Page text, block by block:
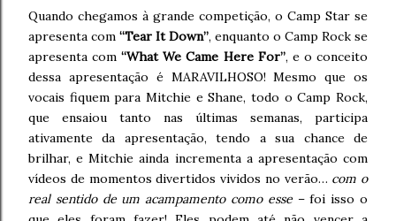
Quando chegamos à grande competição, o Camp Star se
apresenta com “Tear It Down”, enquanto o Camp Rock se
apresenta com“What We Came Here For”, e o conceito
dessa apresentação é MARAVILHOSO! Mesmo que os
vocais fiquem para Mitchie e Shane, todo o Camp Rock,
que ensaiou tanto nas últimas semanas, participa
ativamente da apresentação, tendo a sua chance de
brilhar, e Mitchie ainda incrementa a apresentação com
vídeos de momentos divertidos vividos no verão… com o
real sentido de um acampamento como esse– foi isso o